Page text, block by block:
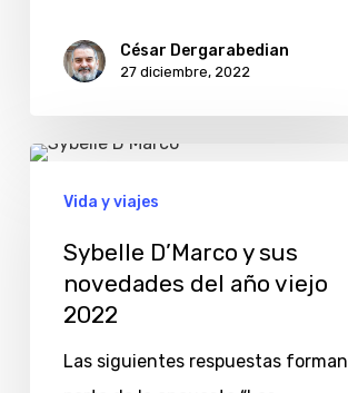
César Dergarabedian
27 diciembre, 2022
Sybelle
D’Marco
novedades
Vida y viajes
Sybelle D’Marco y sus
novedades del año viejo
2022
Las siguientes respuestas forman